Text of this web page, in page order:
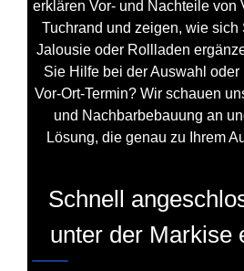
erklären Vor‑ und Nachteile von
Tuchrand und zeigen, wie sich
Jalousie oder Rollladen
Sie Hilfe bei der Auswahl
Vor-Ort‑Termin? Wir schauen
und Nachbarbebauung an
Lösung, die genau zu Ihrem
Schnell
unter der Markise